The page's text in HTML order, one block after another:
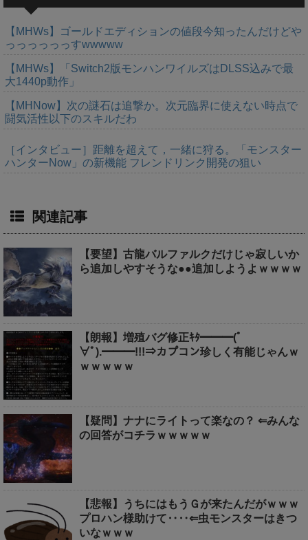
【MHWs】ゴールドエディションの値段今知ったんだけどや
っっっっっっすwwwww
【MHWs】「Switch2版モンハンワイルズはDLSS込みで最
大1440p動作」
【MHNow】次の謎石は追撃か。次元臨界に使えない時点で
闘気活性以下のスキルだわ
［インタビュー］距離を超えて，一緒に狩る。「モンスター
ハンターNow」の新機能 フレンドリンク開発の狙い
関連記事
【要望】古龍バルファルクだけじゃ寂しいか
ら追加しやすそうな●●追加しようよｗｗｗｗ
【朗報】増殖バグ修正ｷﾀ━━━(ﾟ
∀ﾟ).━━━!!!⇒カプコン珍しく有能じゃんｗ
ｗｗｗｗｗ
【疑問】ナナにライトって楽なの？ ⇐みんな
の回答がコチラｗｗｗｗｗ
【悲報】うちにはもうＧが来たんだがｗｗｗ
プロハン様助けて‥‥⇐虫モンスターはきつ
いなｗｗｗ